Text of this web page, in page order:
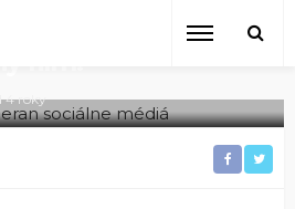
a
film!
4 roky